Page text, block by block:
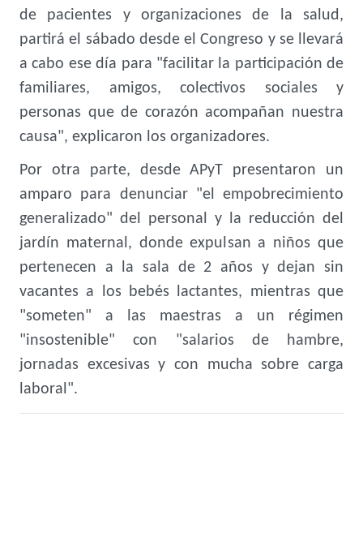
de pacientes y organizaciones de la salud,
partirá el sábado desde el Congreso y se llevará
a cabo ese día para "facilitar la participación de
familiares, amigos, colectivos sociales y
personas que de corazón acompañan nuestra
causa", explicaron los organizadores.
Por otra parte, desde APyT presentaron un
amparo para denunciar "el empobrecimiento
generalizado" del personal y la reducción del
jardín maternal, donde expulsan a niños que
pertenecen a la sala de 2 años y dejan sin
vacantes a los bebés lactantes, mientras que
"someten" a las maestras a un régimen
"insostenible" con "salarios de hambre,
jornadas excesivas y con mucha sobre carga
laboral".